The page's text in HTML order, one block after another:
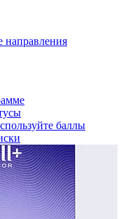
направления
баллы